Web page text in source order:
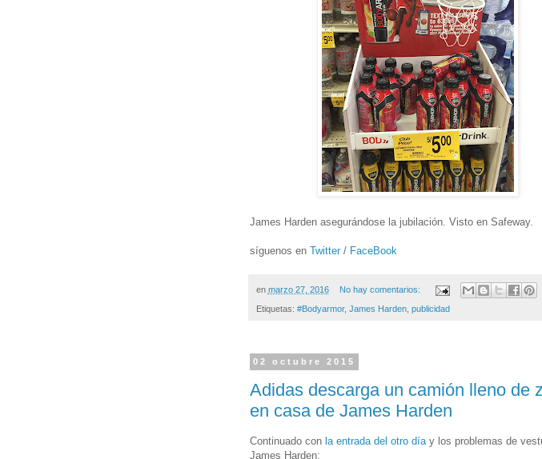
James Harden asegurándose la jubilación. Visto en Safeway.
síguenos en Twitter/ FaceBook
en marzo 27, 2016 No hay comentarios:
Etiquetas: #Bodyarmor, James Harden, publicidad
02 octubre 2015
Adidas descarga un camión lleno de
en casa de James Harden
Continuado con la entrada del otro díay los problemas de
James Harden: